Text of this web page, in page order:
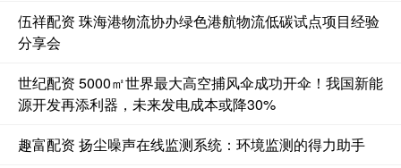
伍祥配资 珠海港物流协办绿色港航物流低碳试点项目经验
分享会
世纪配资 5000㎡世界最大高空捕风伞成功开伞！我国新能
源开发再添利器，未来发电成本或降30%
趣富配资 扬尘噪声在线监测系统：环境监测的得力助手